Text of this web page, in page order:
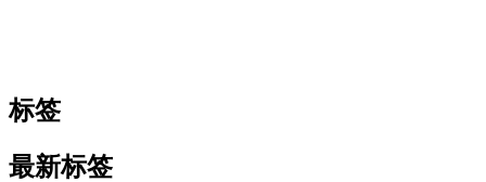
标签
最新标签